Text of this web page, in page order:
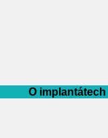
O implantátech